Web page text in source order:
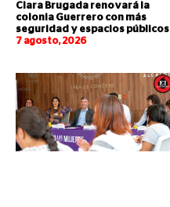
Clara Brugada renovará la
colonia Guerrero con más
seguridad y espacios públicos
7 agosto, 2026